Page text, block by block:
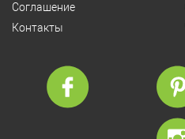
Соглашение
Контакты